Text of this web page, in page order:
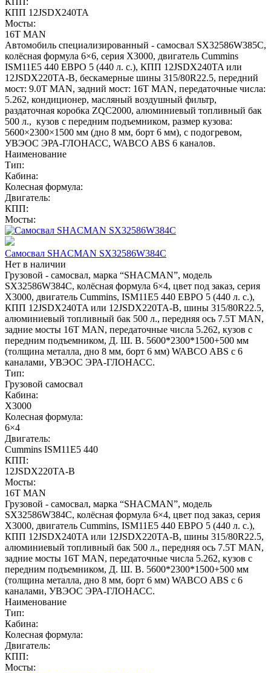
КПП 12JSDX240TA
Мосты:
16T MAN
Автомобиль специализированный - самосвал SX32586W385C,
колёсная формула 6×6, серия X3000, двигатель Cummins
ISM11E5 440 ЕВРО 5 (440 л. с.), КПП 12JSDX240TA или
12JSDX220TA-B, бескамерные шины 315/80R22.5, передний
мост: 9.0T MAN, задний мост: 16T MAN, передаточные числа:
5.262, кондиционер, масляный воздушный фильтр,
раздаточная коробка ZQC2000, алюминиевый топливный бак
500 л., кузов с передним подъемником, размер кузова:
5600×2300×1500 мм (дно 8 мм, борт 6 мм), с подогревом,
УВЭОС ЭРА-ГЛОНАСС, WABCO ABS 6 каналов.
Наименование
Тип:
Кабина:
Колесная формула:
Двигатель:
КПП:
Мосты:
Самосвал SHACMAN SX32586W384C
Нет в наличии
Грузовой - самосвал, марка “SHACMAN”, модель
SX32586W384C, колёсная формула 6×4, цвет под заказ, серия
Х3000, двигатель Cummins, ISM11E5 440 ЕВРО 5 (440 л. с.),
КПП 12JSDX240TA или 12JSDX220TA-B, шины 315/80R22.5,
алюминиевый топливный бак 500 л., передняя ось 7.5T MAN,
задние мосты 16T MAN, передаточные числа 5.262, кузов с
передним подъемником, Д. Ш. В. 5600*2300*1500+500 мм
(толщина металла, дно 8 мм, борт 6 мм) WABCO ABS с 6
каналами, УВЭОС ЭРА-ГЛОНАСС.
Тип:
Грузовой самосвал
Кабина:
X3000
Колесная формула:
6×4
Двигатель:
Cummins ISM11E5 440
КПП:
12JSDX220TA-B
Мосты:
16T MAN
Грузовой - самосвал, марка “SHACMAN”, модель
SX32586W384C, колёсная формула 6×4, цвет под заказ, серия
Х3000, двигатель Cummins, ISM11E5 440 ЕВРО 5 (440 л. с.),
КПП 12JSDX240TA или 12JSDX220TA-B, шины 315/80R22.5,
алюминиевый топливный бак 500 л., передняя ось 7.5T MAN,
задние мосты 16T MAN, передаточные числа 5.262, кузов с
передним подъемником, Д. Ш. В. 5600*2300*1500+500 мм
(толщина металла, дно 8 мм, борт 6 мм) WABCO ABS с 6
каналами, УВЭОС ЭРА-ГЛОНАСС.
Наименование
Тип:
Кабина:
Колесная формула:
Двигатель:
КПП:
Мосты: